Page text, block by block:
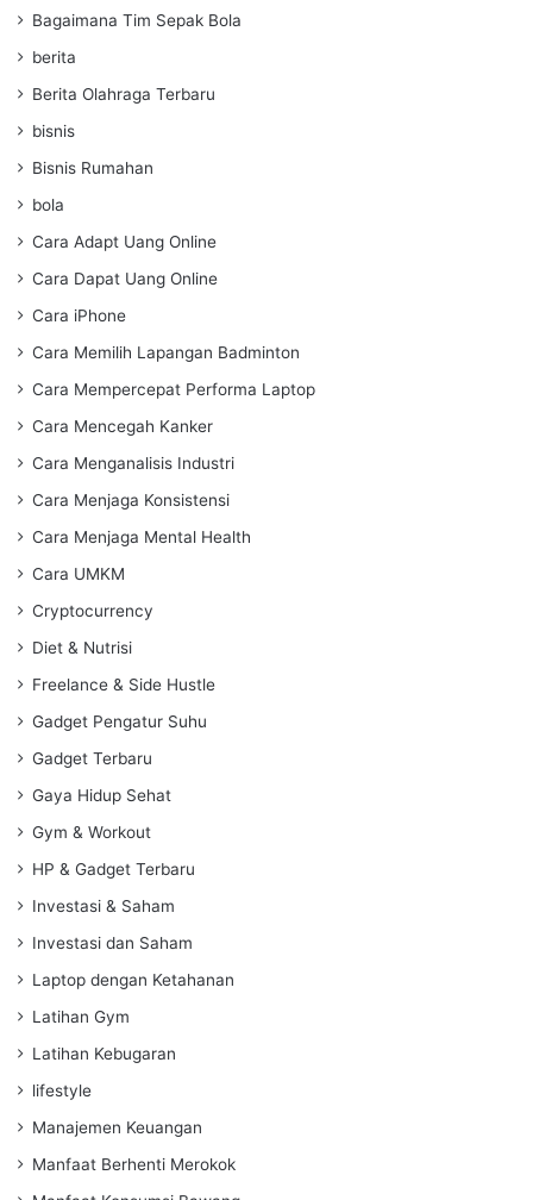
Bagaimana Tim Sepak Bola
berita
Berita Olahraga Terbaru
bisnis
Bisnis Rumahan
bola
Cara Adapt Uang Online
Cara Dapat Uang Online
Cara iPhone
Cara Memilih Lapangan Badminton
Cara Mempercepat Performa Laptop
Cara Mencegah Kanker
Cara Menganalisis Industri
Cara Menjaga Konsistensi
Cara Menjaga Mental Health
Cara UMKM
Cryptocurrency
Diet & Nutrisi
Freelance & Side Hustle
Gadget Pengatur Suhu
Gadget Terbaru
Gaya Hidup Sehat
Gym & Workout
HP & Gadget Terbaru
Investasi & Saham
Investasi dan Saham
Laptop dengan Ketahanan
Latihan Gym
Latihan Kebugaran
lifestyle
Manajemen Keuangan
Manfaat Berhenti Merokok